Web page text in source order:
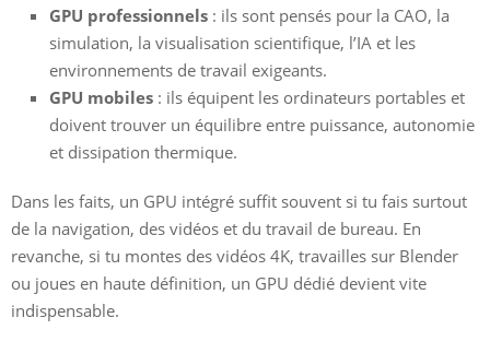
GPU professionnels : ils sont pensés pour la CAO, la
simulation, la visualisation scientifique, l’IA et les
environnements de travail exigeants.
GPU mobiles : ils équipent les ordinateurs portables et
doivent trouver un équilibre entre puissance, autonomie
et dissipation thermique.
Dans les faits, un GPU intégré suffit souvent si tu fais surtout
de la navigation, des vidéos et du travail de bureau. En
revanche, si tu montes des vidéos 4K, travailles sur Blender
ou joues en haute définition, un GPU dédié devient vite
indispensable.